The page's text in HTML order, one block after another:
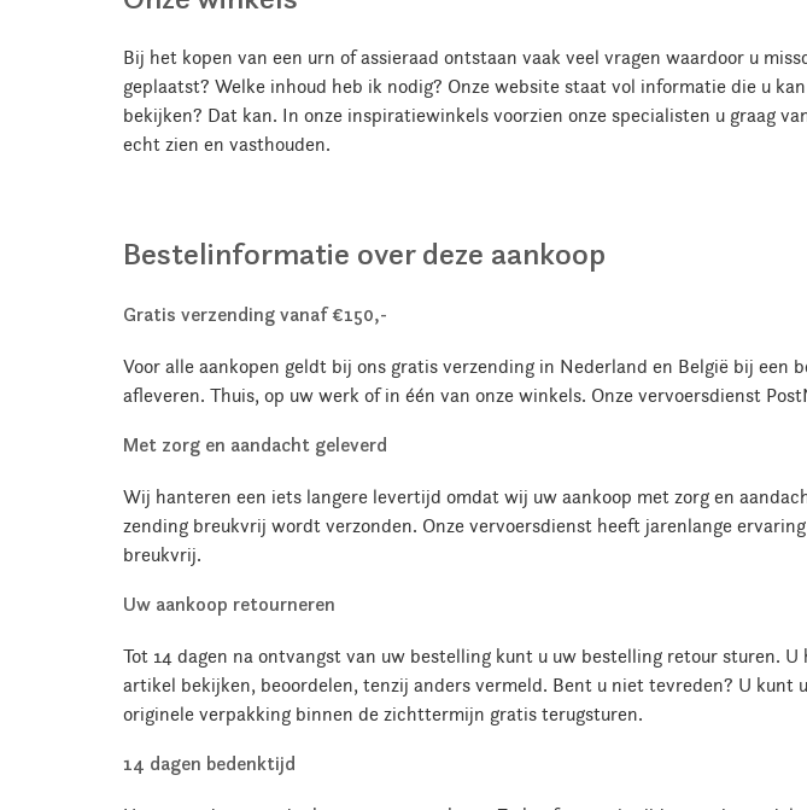
Bij het kopen van een urn of assieraad ontstaan vaak veel vragen waardoor u
geplaatst? Welke inhoud heb ik nodig? Onze website staat vol informatie die u
bekijken? Dat kan. In onze inspiratiewinkels voorzien onze specialisten u graag
echt zien en vasthouden.
Bestelinformatie over deze aankoop
Gratis verzending vanaf €150,-
Voor alle aankopen geldt bij ons gratis verzending in Nederland en België bij een
afleveren. Thuis, op uw werk of in één van onze winkels. Onze vervoersdienst
Met zorg en aandacht geleverd
Wij hanteren een iets langere levertijd omdat wij uw aankoop met zorg en
zending breukvrij wordt verzonden. Onze vervoersdienst heeft jarenlange
breukvrij.
Uw aankoop retourneren
Tot 14 dagen na ontvangst van uw bestelling kunt u uw bestelling retour sturen.
artikel bekijken, beoordelen, tenzij anders vermeld. Bent u niet tevreden? U
originele verpakking binnen de zichttermijn gratis terugsturen.
14 dagen bedenktijd